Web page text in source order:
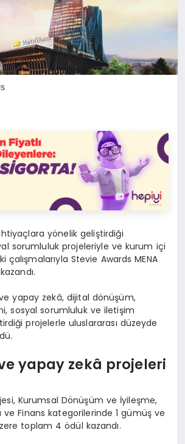
ihtiyaçlara yönelik geliştirdiği
sorumluluk projeleriyle ve kurum içi
çalışmalarıyla Stevie Awards MENA
yapay zekâ, dijital dönüşüm,
sosyal sorumluluk ve iletişim
projelerle uluslararası düzeyde
yapay zekâ projeleri
Kurumsal Dönüşüm ve İyileşme,
ve Finans kategorilerinde 1 gümüş ve
toplam 4 ödül kazandı.